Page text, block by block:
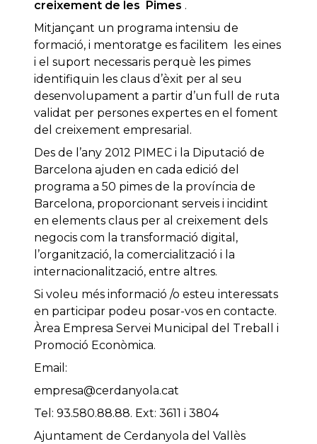
creixement de les Pimes .
Mitjançant un programa intensiu de
formació, i mentoratge es facilitem les eines
i el suport necessaris perquè les pimes
identifiquin les claus d’èxit per al seu
desenvolupament a partir d’un full de ruta
validat per persones expertes en el foment
del creixement empresarial.
Des de l’any 2012 PIMEC i la Diputació de
Barcelona ajuden en cada edició del
programa a 50 pimes de la província de
Barcelona, proporcionant serveis i incidint
en elements claus per al creixement dels
negocis com la transformació digital,
l’organització, la comercialització i la
internacionalització, entre altres.
Si voleu més informació /o esteu interessats
en participar podeu posar-vos en contacte.
Àrea Empresa Servei Municipal del Treball i
Promoció Econòmica.
Email:
empresa@cerdanyola.cat
Tel: 93.580.88.88. Ext: 3611 i 3804
Ajuntament de Cerdanyola del Vallès